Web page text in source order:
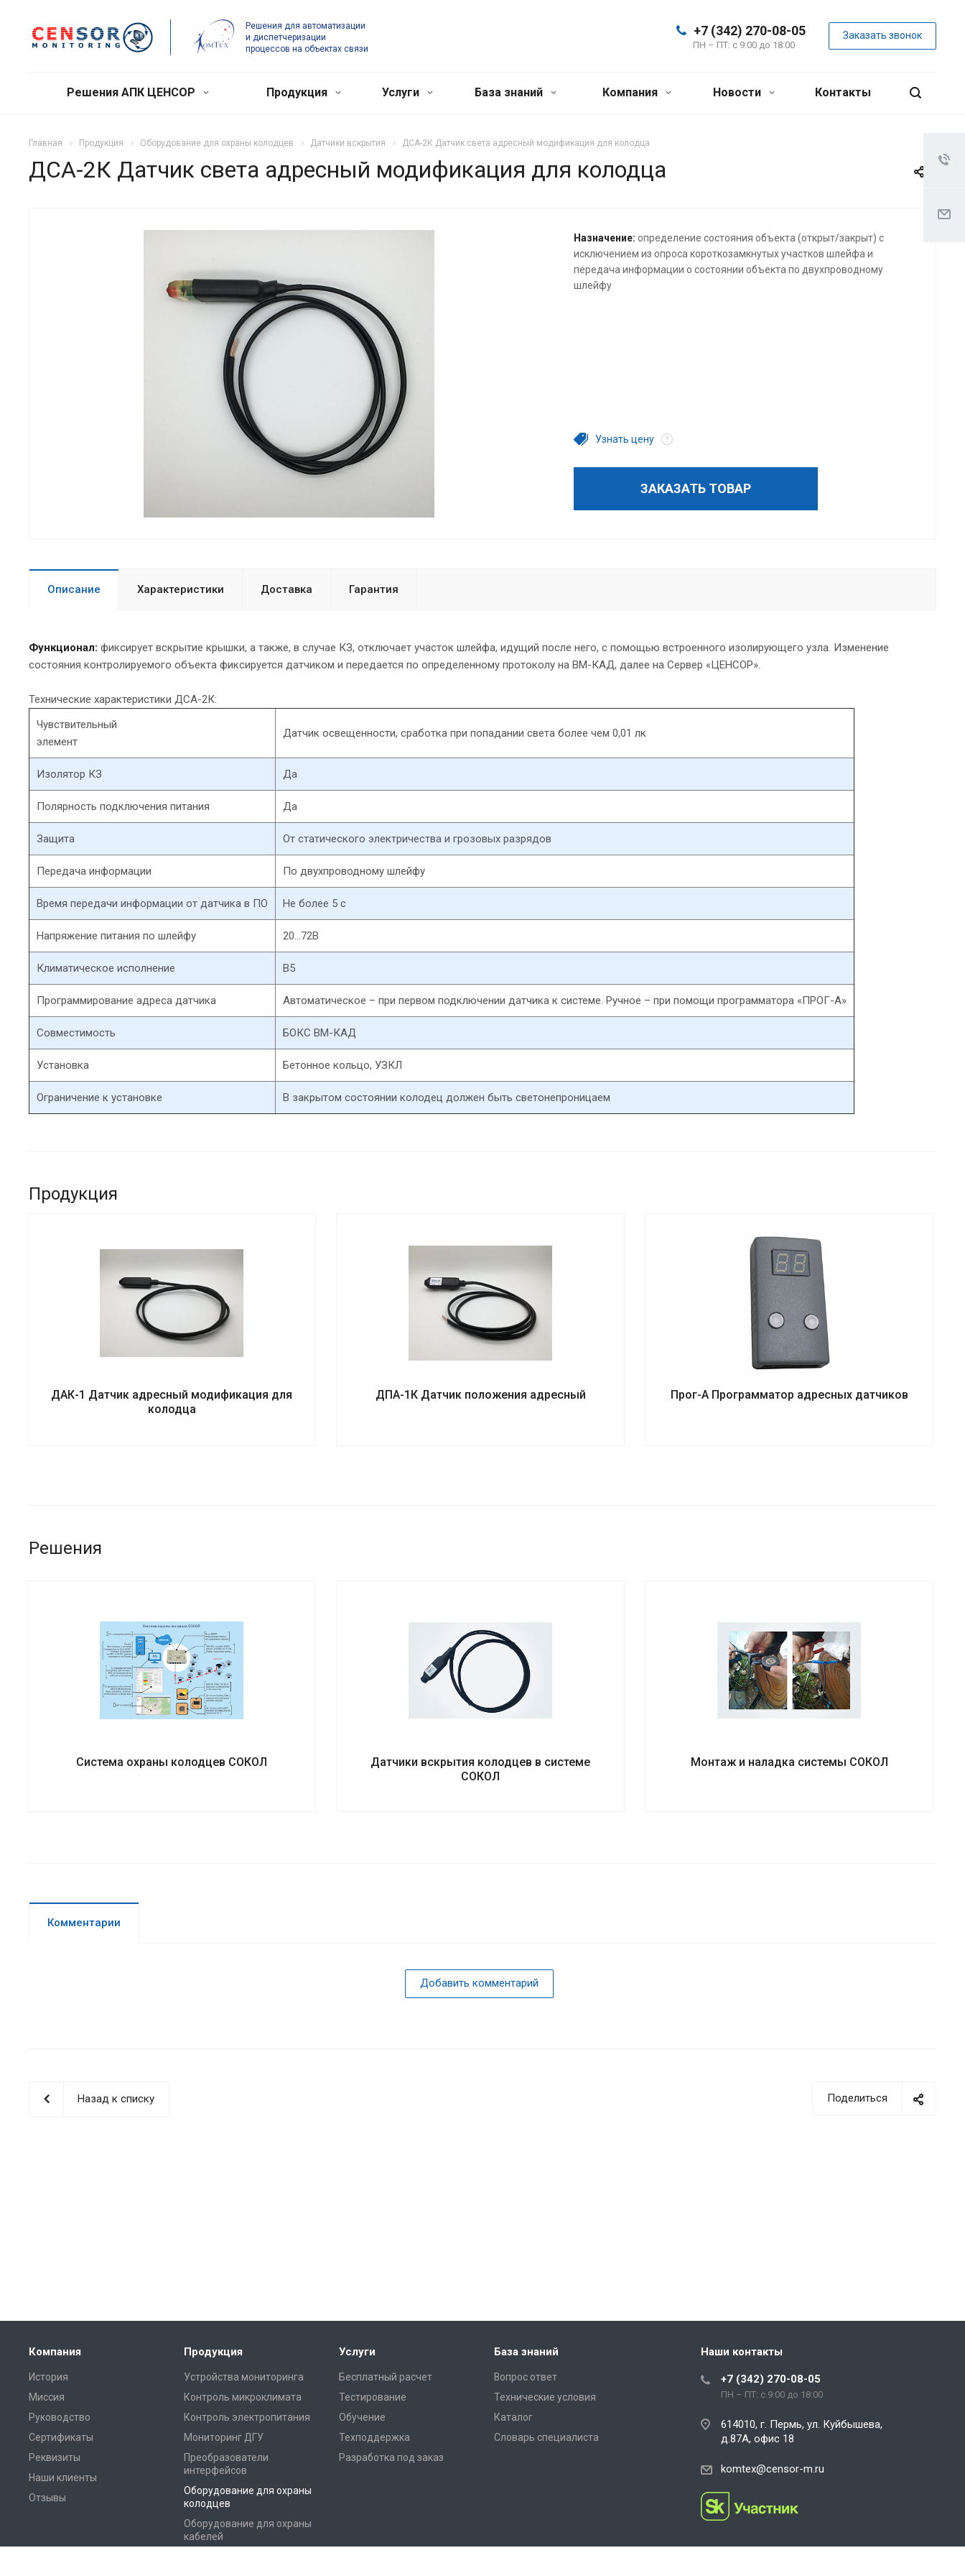
Решения для автоматизации
и диспетчеризации
процессов на объектах связи
+7 (342) 270-08-05
ПН – ПТ: с 9:00 до 18:00
Заказать звонок
Решения АПК ЦЕНСОР Продукция Услуги База знаний Компания Новости Контакты
Главная Продукция Оборудование для охраны колодцев Датчики вскрытия ДСА-2К Датчик света адресный модификация для колодца
ДСА-2К Датчик света адресный модификация для колодца
Назначение: определение состояния объекта (открыт/закрыт) с
исключением из опроса короткозамкнутых участков шлейфа и
передача информации о состоянии объекта по двухпроводному
шлейфу
Узнать цену
ЗАКАЗАТЬ ТОВАР
Описание Характеристики Доставка Гарантия
Функционал: фиксирует вскрытие крышки, а также, в случае КЗ, отключает участок шлейфа, идущий после него, с помощью встроенного изолирующего узла. Изменение
состояния контролируемого объекта фиксируется датчиком и передается по определенному протоколу на ВМ-КАД, далее на Сервер «ЦЕНСОР».
Технические характеристики ДСА-2К:
Чувствительный
элемент
Датчик освещенности, сработка при попадании света более чем 0,01 лк
Изолятор КЗ Да
Полярность подключения питания Да
Защита От статического электричества и грозовых разрядов
Передача информации По двухпроводному шлейфу
Время передачи информации от датчика в ПО Не более 5 с
Напряжение питания по шлейфу 20…72В
Климатическое исполнение В5
Программирование адреса датчика Автоматическое – при первом подключении датчика к системе. Ручное – при помощи программатора «ПРОГ-А»
Совместимость БОКС ВМ-КАД
Установка Бетонное кольцо, УЗКЛ
Ограничение к установке В закрытом состоянии колодец должен быть светонепроницаем
Продукция
ДАК-1 Датчик адресный модификация для
колодца
ДПА-1К Датчик положения адресный Прог-А Программатор адресных датчиков
Решения
Система охраны колодцев СОКОЛ
Датчики вскрытия колодцев в системе
СОКОЛ
Монтаж и наладка системы СОКОЛ
Комментарии
Добавить комментарий
Поделиться
Назад к списку
Компания
История
Миссия
Руководство
Сертификаты
Реквизиты
Наши клиенты
Отзывы
Продукция
Устройства мониторинга
Контроль микроклимата
Контроль электропитания
Мониторинг ДГУ
Преобразователи
интерфейсов
Оборудование для охраны
колодцев
Оборудование для охраны
кабелей
Услуги
Бесплатный расчет
Тестирование
Обучение
Техподдержка
Разработка под заказ
База знаний
Вопрос ответ
Технические условия
Каталог
Словарь специалиста
Наши контакты
+7 (342) 270-08-05
ПН – ПТ: с 9:00 до 18:00
614010, г. Пермь, ул. Куйбышева,
д.87А, офис 18
komtex@censor-m.ru